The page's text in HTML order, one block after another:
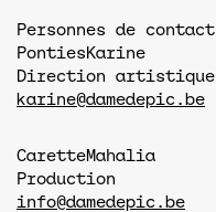
Personnes de contact
PontiesKarine
Direction artistique
karine@damedepic.be
CaretteMahalia
Production
info@damedepic.be